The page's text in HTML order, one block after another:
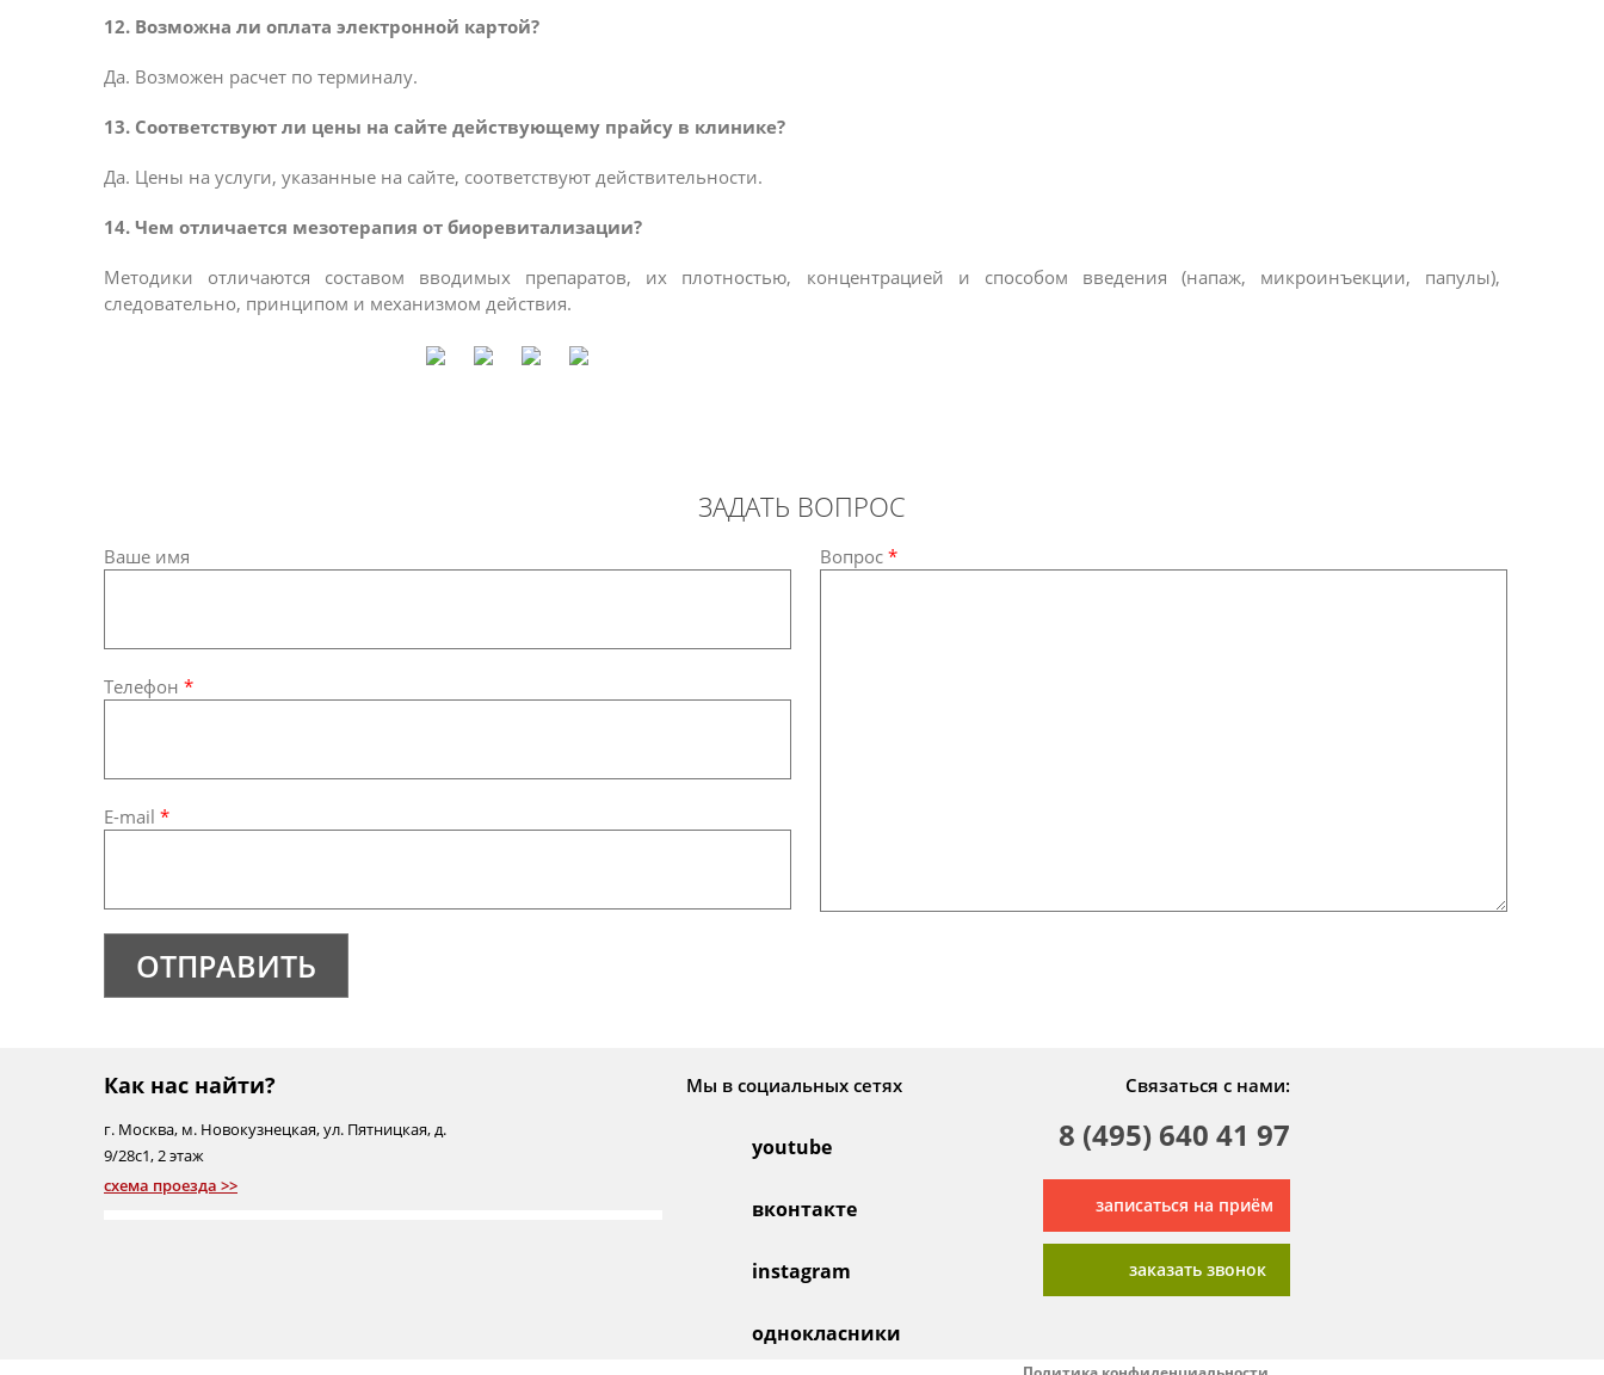
12. Возможна ли оплата электронной картой?
Да. Возможен расчет по терминалу.
13. Соответствуют ли цены на сайте действующему прайсу в клинике?
Да. Цены на услуги, указанные на сайте, соответствуют действительности.
14. Чем отличается мезотерапия от биоревитализации?
Методики отличаются составом вводимых препаратов, их плотностью, концентрацией и способом введения (напаж, микроинъекции, папулы),
следовательно, принципом и механизмом действия.
ЗАДАТЬ ВОПРОС
Ваше имя
Телефон *
E-mail *
ОТПРАВИТЬ
Вопрос *
Как нас найти?
г. Москва, м. Новокузнецкая,ул. Пятницкая, д.
9/28с1, 2 этаж
схема проезда >>
Мы в социальных сетях
youtube
вконтакте
instagram
однокласники
Связаться с нами:
8 (495) 640 41 97
записаться на приём
заказать звонок